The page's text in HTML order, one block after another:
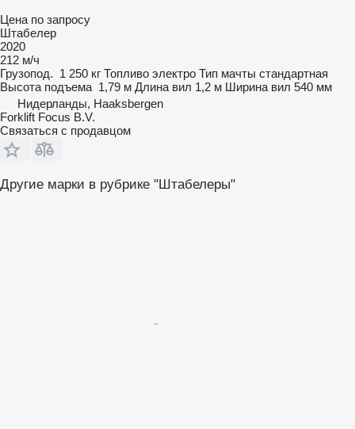
Цена по запросу
Штабелер
2020
212 м/ч
Грузопод. 1 250 кг Топливо электро Тип мачты стандартная
Высота подъема 1,79 м Длина вил 1,2 м Ширина вил 540 мм
Нидерланды, Haaksbergen
Forklift Focus B.V.
Связаться с продавцом
Другие марки в рубрике "Штабелеры"